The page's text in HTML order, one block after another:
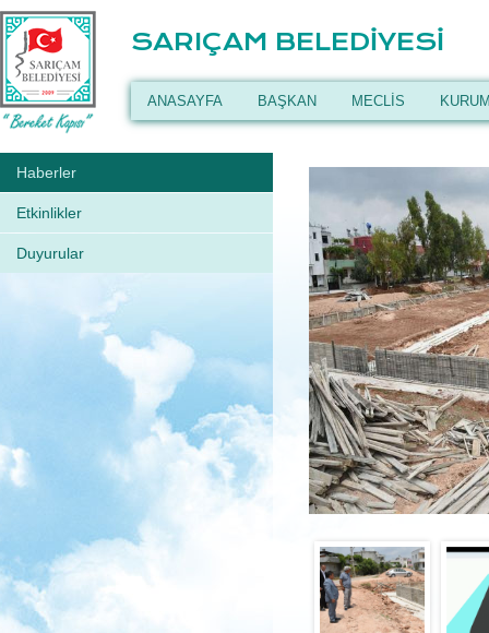
SARIÇAM BELEDİYESİ
ANASAYFA BAŞKAN MECLİS
Haberler
Etkinlikler
Duyurular